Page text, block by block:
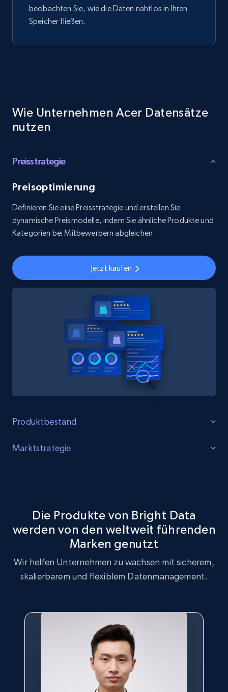
beobachten Sie, wie die Daten nahtlos in Ihren
Speicher fließen.
Wie Unternehmen Acer Datensätze
nutzen
Preisstrategie
Preisoptimierung
Definieren Sie eine Preisstrategie und erstellen Sie
dynamische Preismodelle, indem Sie ähnliche Produkte und
Kategorien bei Mitbewerbern abgleichen.
Jetzt kaufen
Produktbestand
Lücken identifizieren
Jetzt kaufen
Marktstrategie
Kundenpräferenzen zu identifizieren.
Die Produkte von Bright Data
werden von den weltweit führenden
Marken genutzt
Wir helfen Unternehmen zu wachsen mit sicherem,
skalierbarem und flexiblem Datenmanagement.